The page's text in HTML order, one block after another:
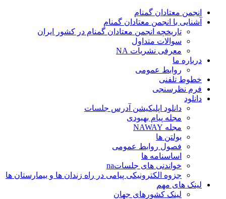
انجمن معتادان گمنام
آشنایی با انجمن معتادان گمنام
تاریخچه انجمن معتادان گمنام در کشور ایران
سوالات متداول
معرفی نشریات NA
درباره ما
روابط عمومی
خطوط تلفنی
فرم نظرسنجی
دانلود
دانلود اپلیکیشن آدرس جلسات
مجله پیام بهبودی
مجله NAWAY
بولتن ها
فصول روابط عمومی
اساسنامه ها
خواندنی های جلساتna
جزوه الکترونیکی پیامی در راه زندان ها و بیمارستان ها
لینک های مهم
لینک کشورهای جهان